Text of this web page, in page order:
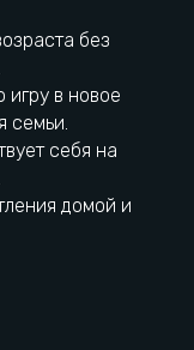
без
в новое
семьи.
себя на
домой и